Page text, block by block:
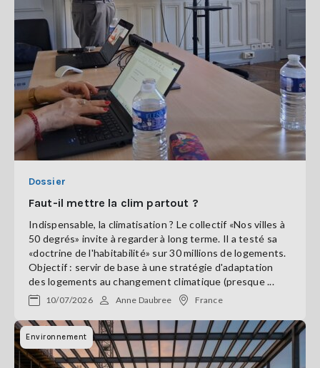
Dossier
Faut-il mettre la clim partout ?
Indispensable, la climatisation ? Le collectif «Nos villes à
50 degrés» invite à regarder à long terme. Il a testé sa
«doctrine de l'habitabilité» sur 30 millions de logements.
Objectif : servir de base à une stratégie d'adaptation
des logements au changement climatique (presque ...
10/07/2026 Anne Daubree France
Environnement